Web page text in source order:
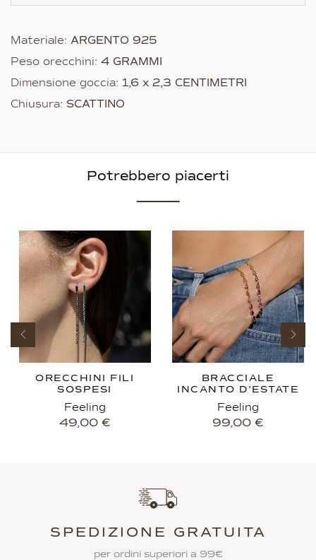
Materiale: ARGENTO 925
Peso orecchini: 4 GRAMMI
Dimensione goccia: 1,6 x 2,3 CENTIMETRI
Chiusura: SCATTINO
Potrebbero piacerti
ORECCHINI FILI
SOSPESI
Feeling
49,00 €
BRACCIALE
INCANTO D’ESTATE
Feeling
99,00 €
SPEDIZIONE GRATUITA
per ordini superiori a 99€